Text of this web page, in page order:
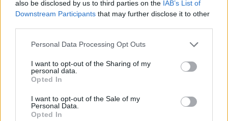
also be disclosed by us to third parties on the IAB’s List of
Downstream Participants that may further disclose it to other
Please note that this website/app uses one or more Google
not limited to your visit or usage behaviour. You may click to
grant or deny consent to Google and its third-party tags to
use your data for below specified purposes in below Google
consent section.
Personal Data Processing Opt Outs
I want to opt-out of the Sharing of my
personal data.
Opted In
I want to opt-out of the Sale of my
Personal Data.
Opted In
Vízhiány mellett erdőtűz sújtja a Garda-tavat:
kétszáz embert menekítettek ki
Olcsóbbak lettek a balatoni új ingatlanok,
Borsodban megmagyarázhatatlan a
drágulás
HÍREK 8 órája